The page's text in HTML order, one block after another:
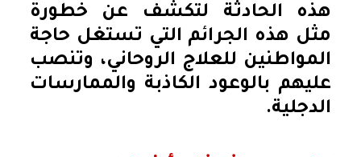
هذه الحادثة لتكشف عن خطورة
مثل هذه الجرائم التي تستغل حاجة
المواطنين للعلاج الروحاني، وتنصب
عليهم بالوعود الكاذبة والممارسات
الدجلية.